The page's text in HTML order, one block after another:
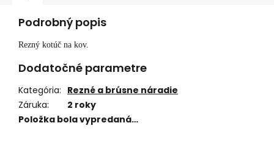
Podrobný popis
Rezný kotúč na kov.
Dodatočné parametre
Kategória: Rezné a brúsne náradie
Záruka:
2 roky
Položka bola vypredaná…